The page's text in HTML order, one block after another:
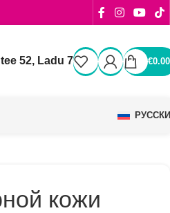
52, Ladu 7 €0.00
кожи